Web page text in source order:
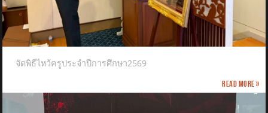
จัดพิธีไหว้ครูประจำปีการศึกษา2569
Read more »